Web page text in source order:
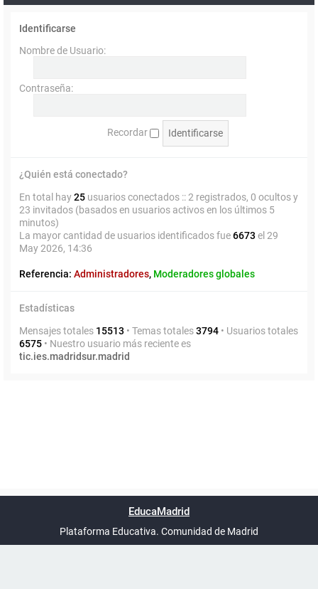
Identificarse
Nombre de Usuario:
Contraseña:
Recordar
¿Quién está conectado?
En total hay25 usuarios conectados :: 2 registrados, 0 ocultos y
23 invitados (basados en usuarios activos en los últimos 5
minutos)
La mayor cantidad de usuarios identificados fue6673 el 29
May 2026, 14:36
Referencia: Administradores, Moderadores globales
Estadísticas
Mensajes totales 15513 • Temas totales3794 • Usuarios totales
6575 • Nuestro usuario más reciente es
tic.ies.madridsur.madrid
UTC+02:00
phpBB España
EducaMadrid
Plataforma Educativa. Comunidad de Madrid